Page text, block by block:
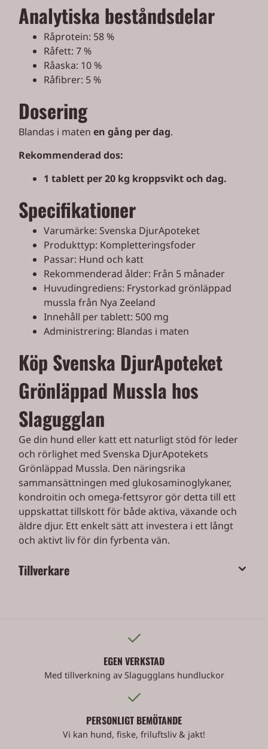
Analytiska beståndsdelar
Råprotein: 58 %
Råfett: 7 %
Råaska: 10 %
Råfibrer: 5 %
Dosering
Blandas i maten en gång per dag.
Rekommenderad dos:
1 tablett per 20 kg kroppsvikt och dag.
Specifikationer
Varumärke: Svenska DjurApoteket
Produkttyp: Kompletteringsfoder
Passar: Hund och katt
Rekommenderad ålder: Från 5 månader
Huvudingrediens: Frystorkad grönläppad
mussla från Nya Zeeland
Innehåll per tablett: 500 mg
Administrering: Blandas i maten
Köp Svenska DjurApoteket
Grönläppad Mussla hos
Slagugglan
Ge din hund eller katt ett naturligt stöd för leder
och rörlighet med Svenska DjurApotekets
Grönläppad Mussla. Den näringsrika
sammansättningen med glukosaminoglykaner,
kondroitin och omega-fettsyror gör detta till ett
uppskattat tillskott för både aktiva, växande och
äldre djur. Ett enkelt sätt att investera i ett långt
och aktivt liv för din fyrbenta vän.
Tillverkare
EGEN VERKSTAD
Med tillverkning av Slagugglans hundluckor
PERSONLIGT BEMÖTANDE
Vi kan hund, fiske, friluftsliv & jakt!